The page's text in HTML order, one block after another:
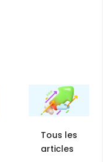
Tous les
Vidéo